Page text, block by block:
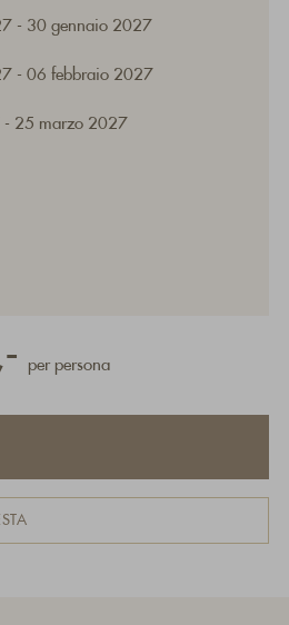
- 30 gennaio 2027
- 06 febbraio 2027
25 marzo 2027
per persona